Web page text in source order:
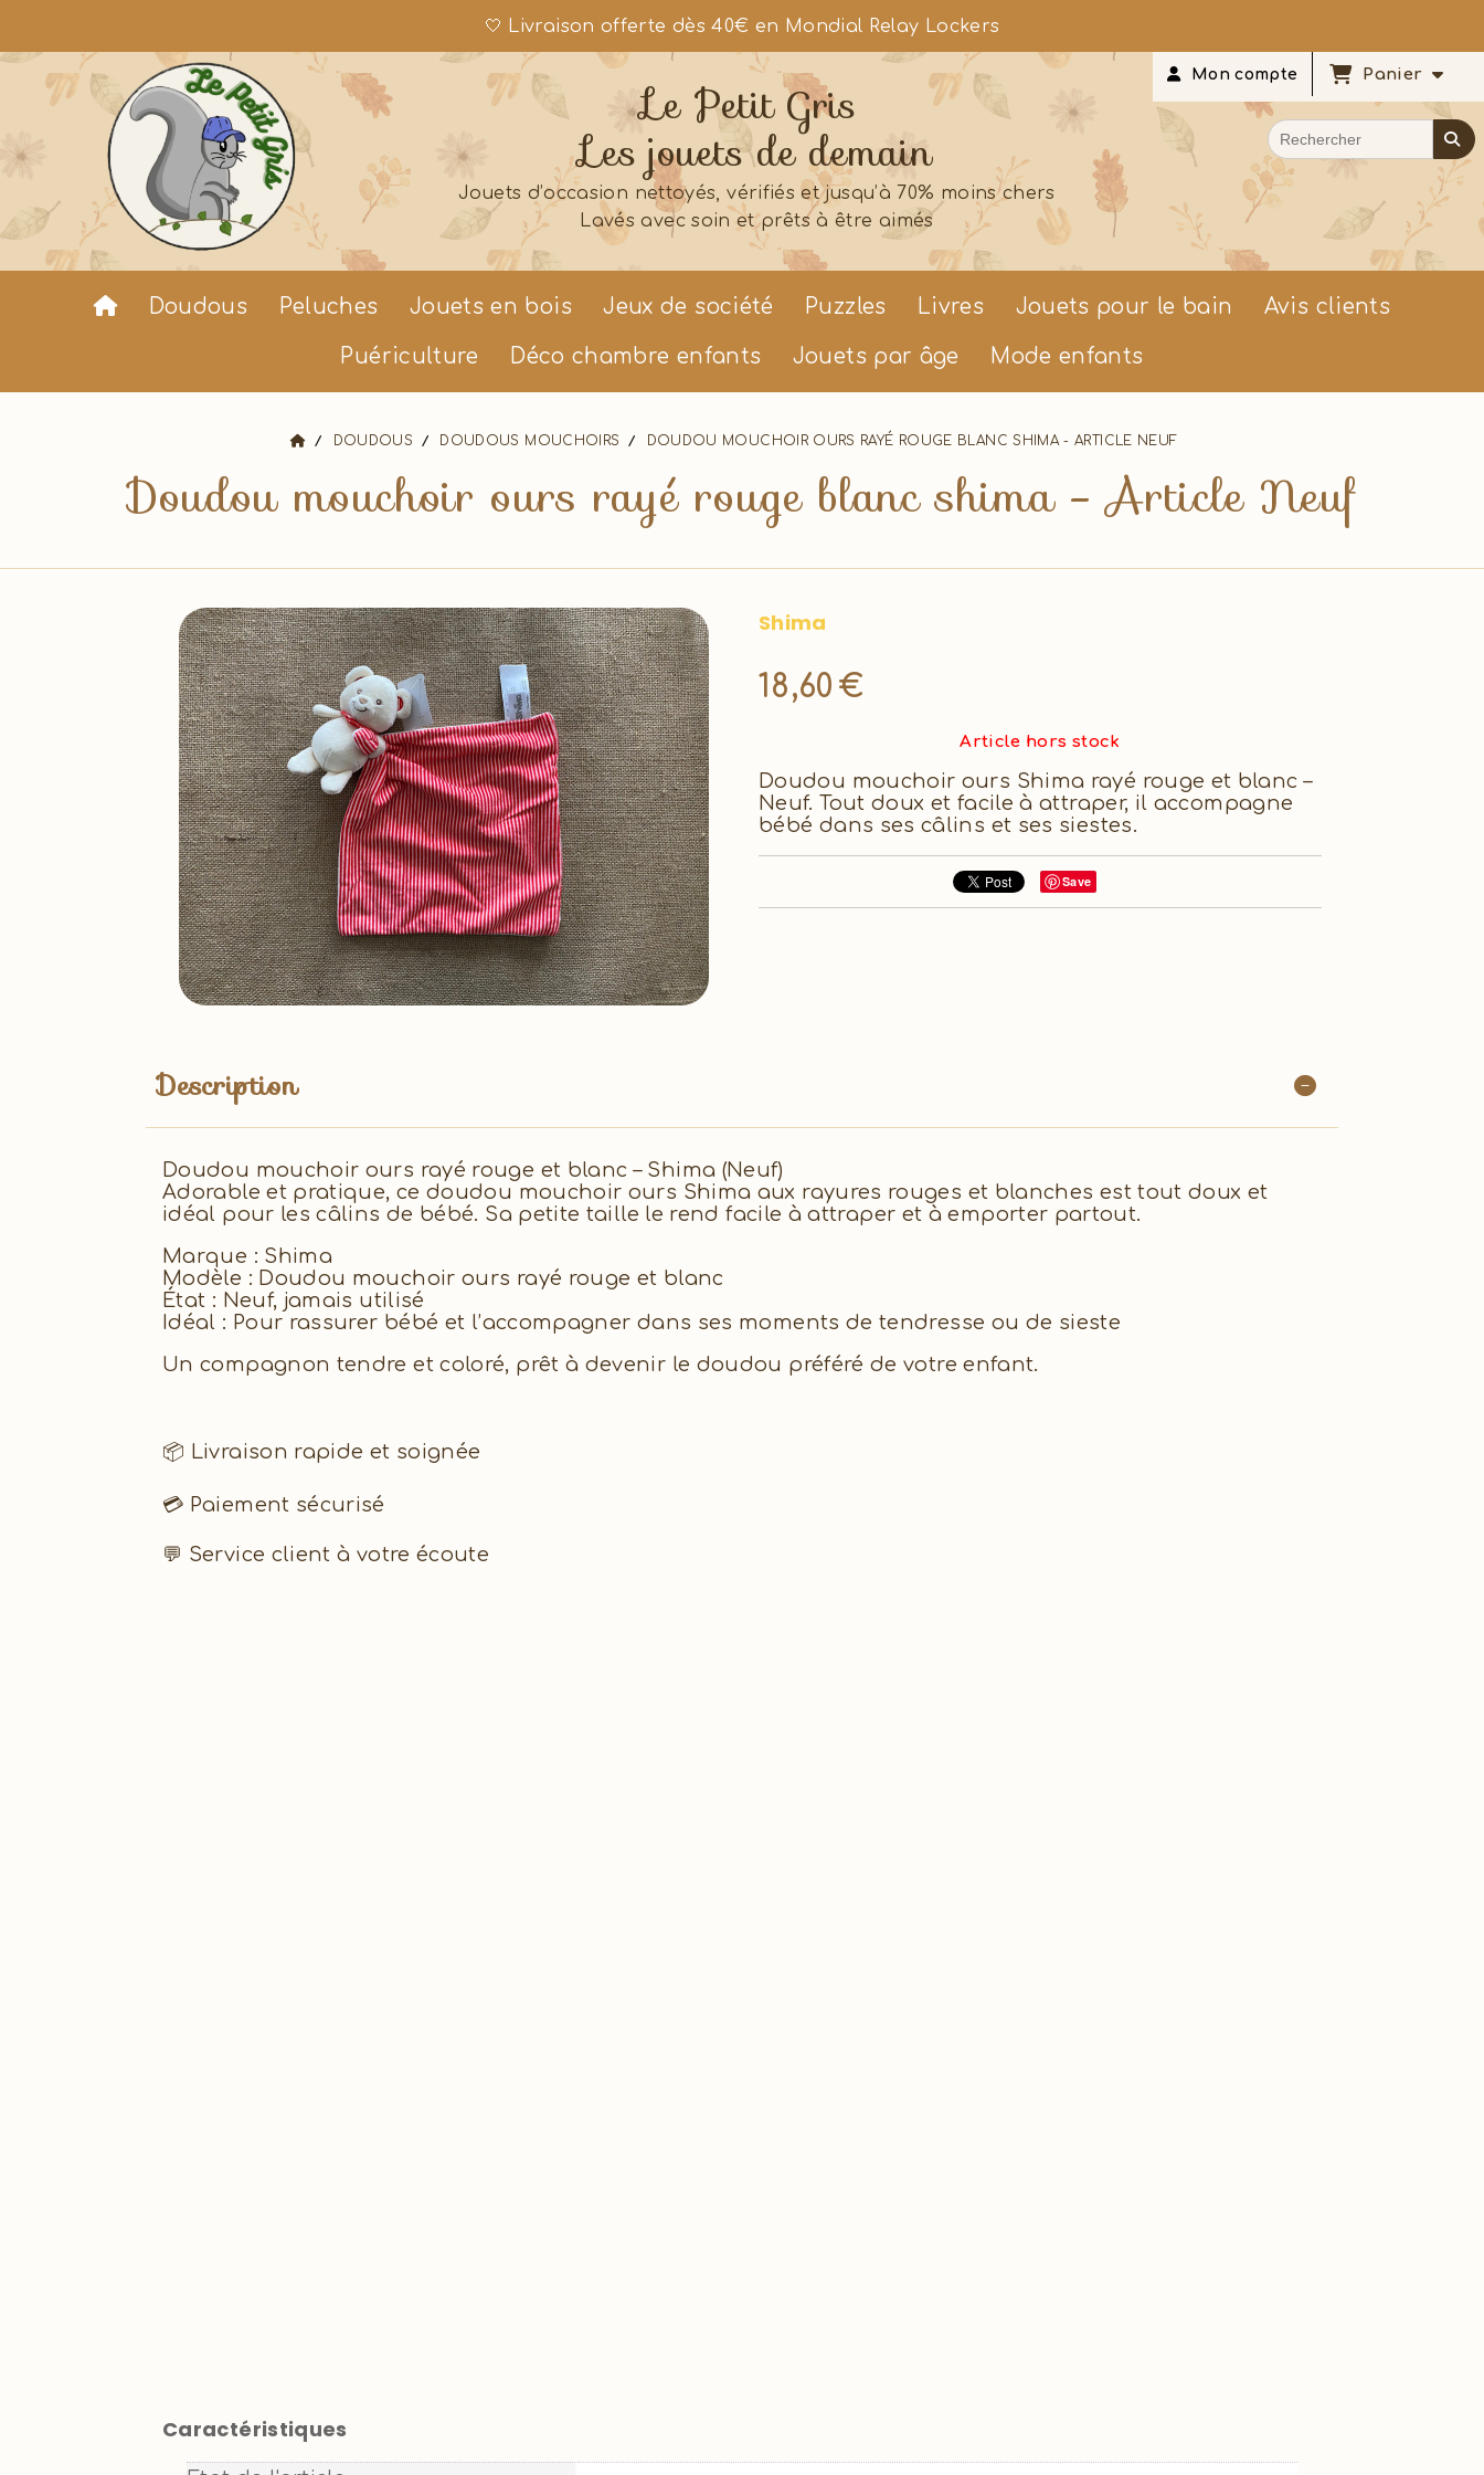
🤍 Livraison offerte dès 40€ en Mondial Relay Lockers
Le Petit Gris
Les jouets de demain
Jouets d’occasion nettoyés, vérifiés et jusqu’à 70% moins chers
Lavés avec soin et prêts à être aimés
Mon compte Panier
Doudous Peluches Jouets en bois Jeux de société Puzzles Livres Jouets pour le bain Avis clients
Puériculture Déco chambre enfants Jouets par âge Mode enfants
DOUDOUS DOUDOUS MOUCHOIRS DOUDOU MOUCHOIR OURS RAYÉ ROUGE BLANC SHIMA - ARTICLE NEUF
Doudou mouchoir ours rayé rouge blanc shima - Article Neuf
Shima
18,60 €
Article hors stock
Doudou mouchoir ours Shima rayé rouge et blanc –
Neuf. Tout doux et facile à attraper, il accompagne
bébé dans ses câlins et ses siestes.
Save
Description
Doudou mouchoir ours rayé rouge et blanc – Shima (Neuf)
Adorable et pratique, ce doudou mouchoir ours Shima aux rayures rouges et blanches est tout doux et
idéal pour les câlins de bébé. Sa petite taille le rend facile à attraper et à emporter partout.
Marque : Shima
Modèle : Doudou mouchoir ours rayé rouge et blanc
État : Neuf, jamais utilisé
Idéal : Pour rassurer bébé et l’accompagner dans ses moments de tendresse ou de sieste
Un compagnon tendre et coloré, prêt à devenir le doudou préféré de votre enfant.
📦 Livraison rapide et soignée
💳 Paiement sécurisé
💬 Service client à votre écoute
Caractéristiques